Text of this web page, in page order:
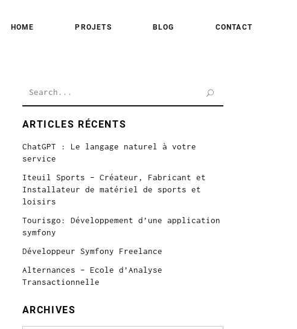
HOME PROJETS BLOG CONTACT
ARTICLES RÉCENTS
ChatGPT : Le langage naturel à votre
service
Iteuil Sports – Créateur, Fabricant et
Installateur de matériel de sports et
loisirs
Tourisgo: Développement d’une application
symfony
Développeur Symfony Freelance
Alternances – Ecole d’Analyse
Transactionnelle
ARCHIVES